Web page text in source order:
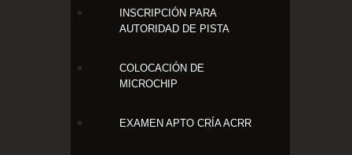
INSCRIPCIÓN PARA
AUTORIDAD DE PISTA
COLOCACIÓN DE
MICROCHIP
EXAMEN APTO CRÍA ACRR